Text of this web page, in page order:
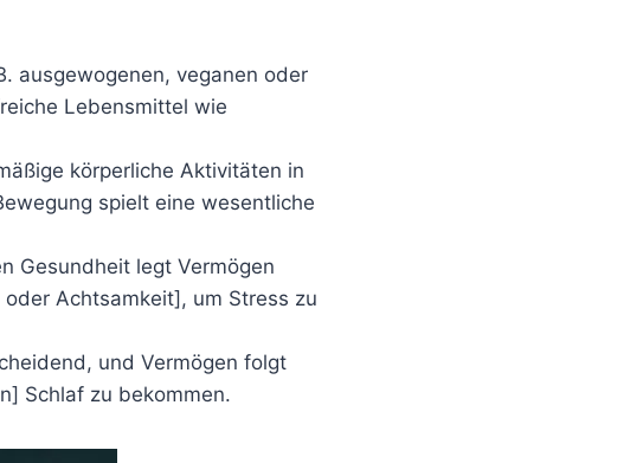
ausgewogenen, veganen oder
Lebensmittel wie
körperliche Aktivitäten in
spielt eine wesentliche
Gesundheit legt Vermögen
Achtsamkeit], um Stress zu
und Vermögen folgt
Schlaf zu bekommen.